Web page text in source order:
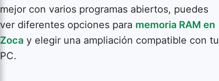
mejor con varios programas abiertos, puedes
ver diferentes opciones para memoria RAM en
Zoca y elegir una ampliación compatible con tu
PC.